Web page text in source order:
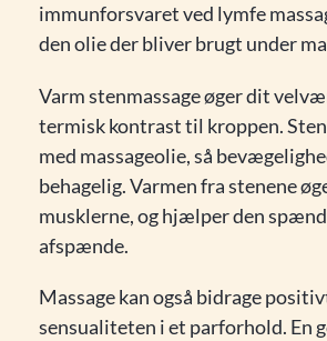
immunforsvaret ved lymfe
den olie der bliver brugt under
Varm stenmassage øger dit
termisk kontrast til kroppen.
med massageolie, så
behagelig. Varmen fra stenene
musklerne, og hjælper den
afspænde.
Massage kan også bidrage
sensualiteten i et parforhold. En